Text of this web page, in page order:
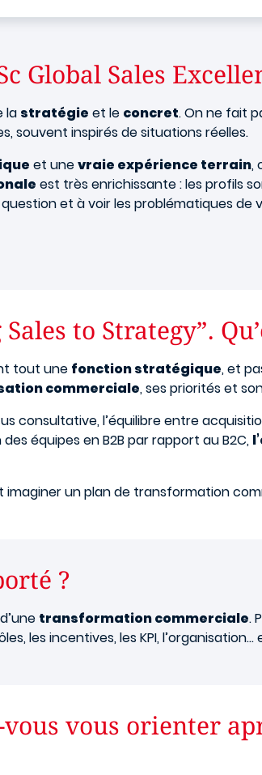
Global Sales
la stratégie et le concret. On ne fait
souvent inspirés de situations réelles.
et unevraie expérience terrain,
est très enrichissante : les profils
et à voir les problématiques de
to Strategy”.
tout une fonction stratégique, et
commerciale, ses priorités et
consultative, l’équilibre entre
équipes en B2B par rapport au B2C,
un plan de transformation
?
transformation commerciale.
les incentives, les KPI,
vous orienter